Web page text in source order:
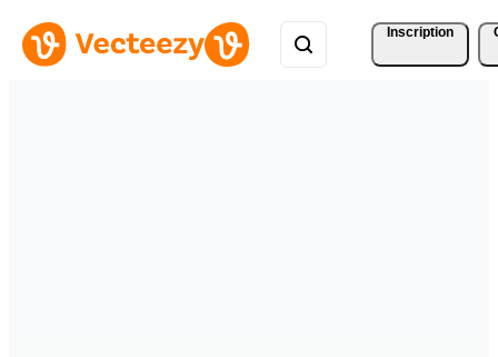
Inscription